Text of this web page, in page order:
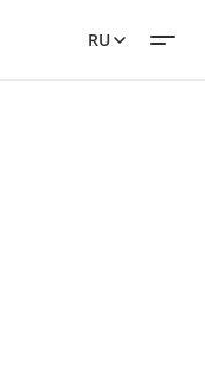
RU